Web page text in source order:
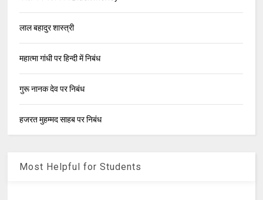
लाल बहादुर शास्त्री
महात्मा गांधी पर हिन्दी में निबंध
गुरू नानक देव पर निबंध
हजरत मुहम्मद साहब पर निबंध
Most Helpful for Students